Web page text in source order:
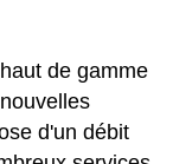
de gamme
d'un débit